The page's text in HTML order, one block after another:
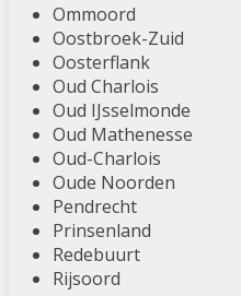
Ommoord
Oostbroek-Zuid
Oosterflank
Oud Charlois
Oud IJsselmonde
Oud Mathenesse
Oud-Charlois
Oude Noorden
Pendrecht
Prinsenland
Redebuurt
Rijsoord